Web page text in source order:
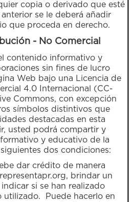
copia o derivado que esté
se le deberá añadir
que proceda en derecho.
- No Comercial
contenido informativo y
sin fines de lucro
Web bajo una Licencia de
4.0 Internacional (CC-
Commons, con excepción
símbolos distintivos que
destacadas en esta
usted podrá compartir y
y educativo de la
dos condiciones:
dar crédito de manera
brindar un
si se han realizado
utilizado. Puede hacerlo en